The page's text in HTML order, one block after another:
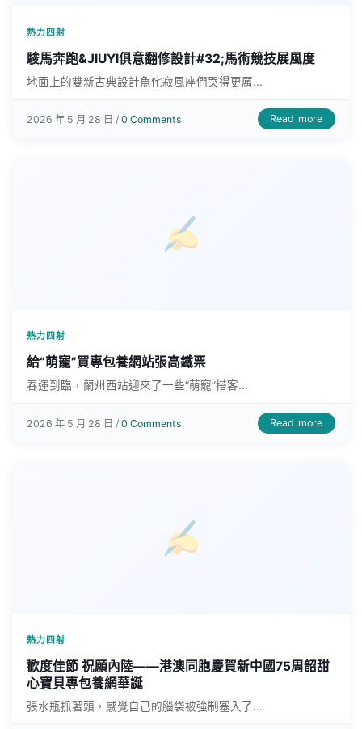
熱力四射
駿馬奔跑&JIUYI俱意翻修設計#32;馬術競技展風度
地面上的雙新古典設計魚侘寂風座們哭得更厲...
2026 年 5 月 28 日 /0 Comments Read more
熱力四射
給“萌寵”買專包養網站張高鐵票
春運到臨，蘭州西站迎來了一些“萌寵”搭客...
2026 年 5 月 28 日 /0 Comments Read more
熱力四射
歡度佳節 祝願內陸——港澳同胞慶賀新中國75周韶甜
心寶貝專包養網華誕
張水瓶抓著頭，感覺自己的腦袋被強制塞入了...